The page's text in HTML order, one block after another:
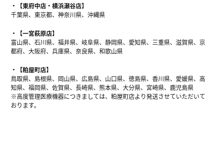
【東府中店・横浜瀬谷店】
千葉県、東京都、神奈川県、沖縄県
【一宮萩原店】
富山県、石川県、福井県、岐阜県、静岡県、愛知県、三重県、滋賀県、京
都府、大阪府、兵庫県、奈良県、和歌山県
【粕屋町店】
鳥取県、島根県、岡山県、広島県、山口県、徳島県、香川県、愛媛県、高
知県、福岡県、佐賀県、長崎県、熊本県、大分県、宮崎県、鹿児島県
※高度管理医療機器につきましては、粕屋町店より発送させていただいて
おります。